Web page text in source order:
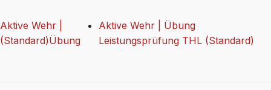
Aktive Wehr |
(Standard)Übung
Aktive Wehr | Übung
Leistungsprüfung THL (Standard)